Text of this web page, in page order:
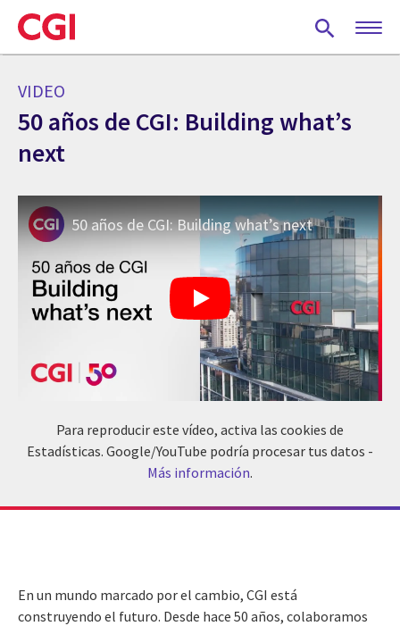
Skip
to
main
VIDEO
50 años de CGI: Building what’s
next
50 años de CGI: Building what’s next
Para reproducir este vídeo, activa las cookies de
Estadísticas. Google/YouTube podría procesar tus datos -
Más información.
En un mundo marcado por el cambio, CGI está
construyendo el futuro. Desde hace 50 años, colaboramos